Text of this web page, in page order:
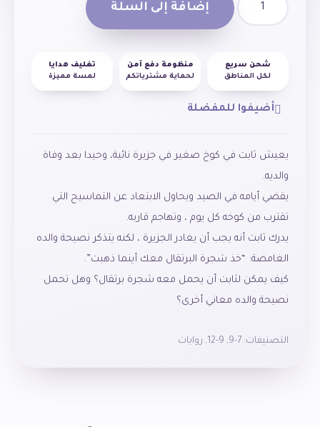
إضافة إلى السلة
شحن سريع
لكل المناطق
منظومة دفع آمن
لحماية مشترياتكم
تغليف هدايا
لمسة مميزة
أضيفوا للمفضلة
يعيش ثابت في كوخ صغير في جزيرة نائية، وحيدا بعد وفاة
والديه.
يقضي أيامه في الصيد ويحاول الابتعاد عن التماسيح التي
تقترب من كوخه كل يوم ، وتهاجم قاربه.
يدرك ثابت أنه يجب أن يغادر الجزيرة ، لكنه يتذكر نصيحة والده
الغامضة: “خذ شجرة البرتقال معك أينما ذهبت”.
كيف يمكن لثابت أن يحمل معه شجرة برتقال؟ وهل تحمل
نصيحة والده معاني أخرى؟
التصنيفات: 7-9
,
9-12
, روايات